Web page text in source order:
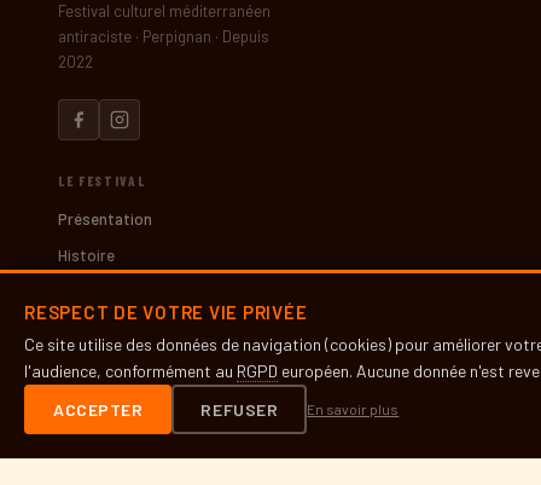
Festival culturel méditerranéen
antiraciste · Perpignan · Depuis
2022
LE FESTIVAL
Présentation
Histoire
INFOS PRATIQUES
Contact
RESPECT DE VOTRE VIE PRIVÉE
Ce site utilise des données de navigation (cookies) pour améliorer
l'audience, conformément au RGPD européen. Aucune donnée n'est
ACCEPTER
REFUSER En savoir plus